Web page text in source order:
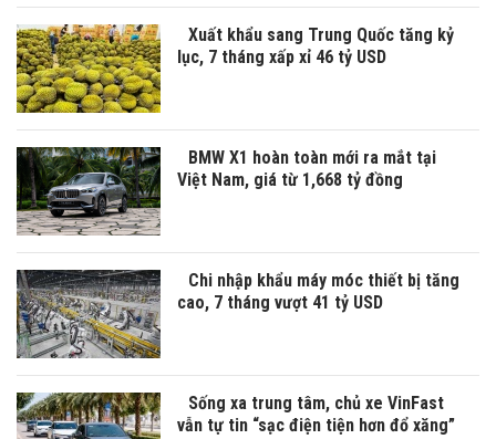
Xuất khẩu sang Trung Quốc tăng kỷ
lục, 7 tháng xấp xỉ 46 tỷ USD
BMW X1 hoàn toàn mới ra mắt tại
Việt Nam, giá từ 1,668 tỷ đồng
Chi nhập khẩu máy móc thiết bị tăng
cao, 7 tháng vượt 41 tỷ USD
Sống xa trung tâm, chủ xe VinFast
vẫn tự tin “sạc điện tiện hơn đổ xăng”